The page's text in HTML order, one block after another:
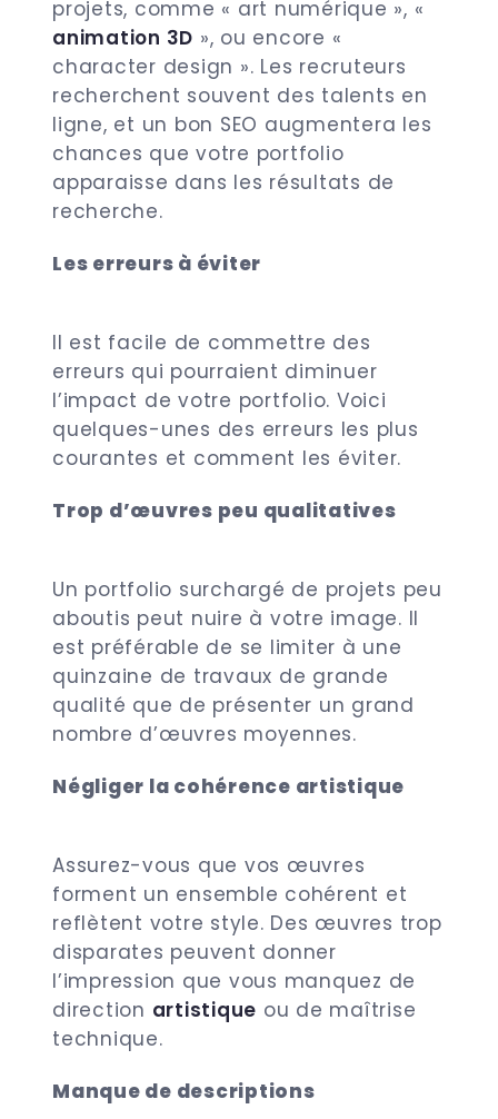
projets, comme « art numérique », «
animation 3D », ou encore «
character design ». Les recruteurs
recherchent souvent des talents en
ligne, et un bon SEO augmentera les
chances que votre portfolio
apparaisse dans les résultats de
recherche.
Les erreurs à éviter
Il est facile de commettre des
erreurs qui pourraient diminuer
l’impact de votre portfolio. Voici
quelques-unes des erreurs les plus
courantes et comment les éviter.
Trop d’œuvres peu qualitatives
Un portfolio surchargé de projets peu
aboutis peut nuire à votre image. Il
est préférable de se limiter à une
quinzaine de travaux de grande
qualité que de présenter un grand
nombre d’œuvres moyennes.
Négliger la cohérence artistique
Assurez-vous que vos œuvres
forment un ensemble cohérent et
reflètent votre style. Des œuvres trop
disparates peuvent donner
l’impression que vous manquez de
direction artistique ou de maîtrise
technique.
Manque de descriptions